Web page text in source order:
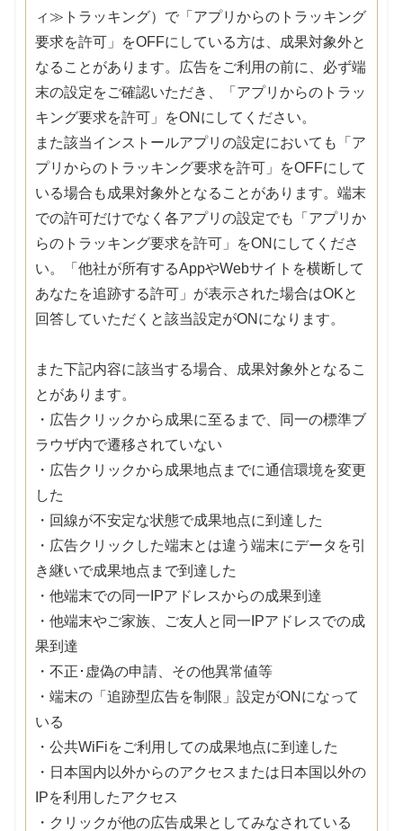
ィ≫トラッキング）で「アプリからのトラッキング
要求を許可」をOFFにしている方は、成果対象外と
なることがあります。広告をご利用の前に、必ず端
末の設定をご確認いただき、「アプリからのトラッ
キング要求を許可」をONにしてください。
また該当インストールアプリの設定においても「ア
プリからのトラッキング要求を許可」をOFFにして
いる場合も成果対象外となることがあります。端末
での許可だけでなく各アプリの設定でも「アプリか
らのトラッキング要求を許可」をONにしてくださ
い。「他社が所有するAppやWebサイトを横断して
あなたを追跡する許可」が表示された場合はOKと
回答していただくと該当設定がONになります。
また下記内容に該当する場合、成果対象外となるこ
とがあります。
・広告クリックから成果に至るまで、同一の標準ブ
ラウザ内で遷移されていない
・広告クリックから成果地点までに通信環境を変更
した
・回線が不安定な状態で成果地点に到達した
・広告クリックした端末とは違う端末にデータを引
き継いで成果地点まで到達した
・他端末での同一IPアドレスからの成果到達
・他端末やご家族、ご友人と同一IPアドレスでの成
果到達
・不正･虚偽の申請、その他異常値等
・端末の「追跡型広告を制限」設定がONになって
いる
・公共WiFiをご利用しての成果地点に到達した
・日本国内以外からのアクセスまたは日本国以外の
IPを利用したアクセス
・クリックが他の広告成果としてみなされている